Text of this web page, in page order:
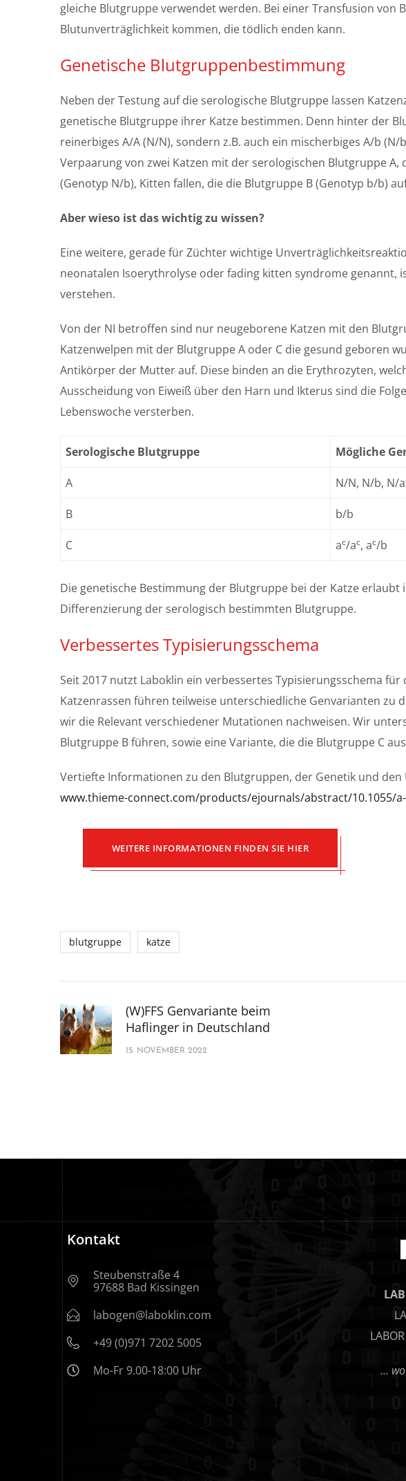
gleiche Blutgruppe verwendet werden. Bei einer Transfusion von
Blutunverträglichkeit kommen, die tödlich enden kann.
Genetische Blutgruppenbestimmung
Neben der Testung auf die serologische Blutgruppe lassen
genetische Blutgruppe ihrer Katze bestimmen. Denn hinter der
reinerbiges A/A (N/N), sondern z.B. auch ein mischerbiges A/b
Verpaarung von zwei Katzen mit der serologischen Blutgruppe A,
(Genotyp N/b), Kitten fallen, die die Blutgruppe B (Genotyp b/b)
Aber wieso ist das wichtig zu wissen?
Eine weitere, gerade für Züchter wichtige
neonatalen Isoerythrolyse oder fading kitten syndrome genannt,
verstehen.
Von der NI betroffen sind nur neugeborene Katzen mit den
Katzenwelpen mit der Blutgruppe A oder C die gesund geboren
Antikörper der Mutter auf. Diese binden an die Erythrozyten,
Ausscheidung von Eiweiß über den Harn und Ikterus sind die
Lebenswoche versterben.
Serologische Blutgruppe Mögliche
A N/N, N/b, N/a
B b/b
C ac/ac, ac/b
Die genetische Bestimmung der Blutgruppe bei der Katze
Differenzierung der serologisch bestimmten Blutgruppe.
Verbessertes Typisierungsschema
Seit 2017 nutzt Laboklin ein verbessertes Typisierungsschema
Katzenrassen führen teilweise unterschiedliche Genvarianten zu
wir die Relevant verschiedener Mutationen nachweisen. Wir
Blutgruppe B führen, sowie eine Variante, die die Blutgruppe C
Vertiefte Informationen zu den Blutgruppen, der Genetik und
www.thieme-connect.com/products/ejournals/abstract/10.1055/
WEITERE INFORMATIONEN FINDEN SIE HIER
blutgruppe katze
(W)FFS Genvariante beim
Haflinger in Deutschland
15. NOVEMBER 2022
Kontakt
Steubenstraße 4
97688 Bad Kissingen
labogen@laboklin.com
+49 (0)971 7202 5005
Mo-Fr 9.00-18:00 Uhr
…